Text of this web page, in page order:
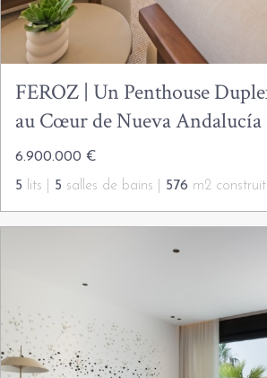
FEROZ | Un Penthouse
au Cœur de Nueva Andalucía
6.900.000 €
5 lits | 5 salles de bains | 576 m2 construit